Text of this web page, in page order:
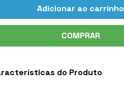
Adicionar ao carrinho
COMPRAR
do Produto